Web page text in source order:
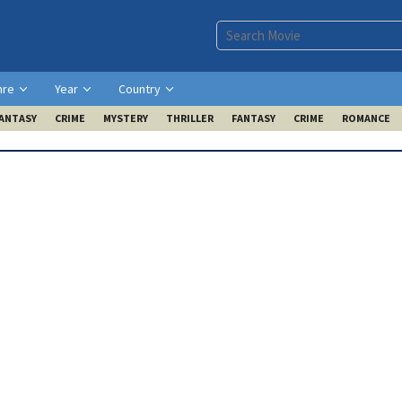
Year Country
CRIME MYSTERY THRILLER FANTASY CRIME ROMANCE